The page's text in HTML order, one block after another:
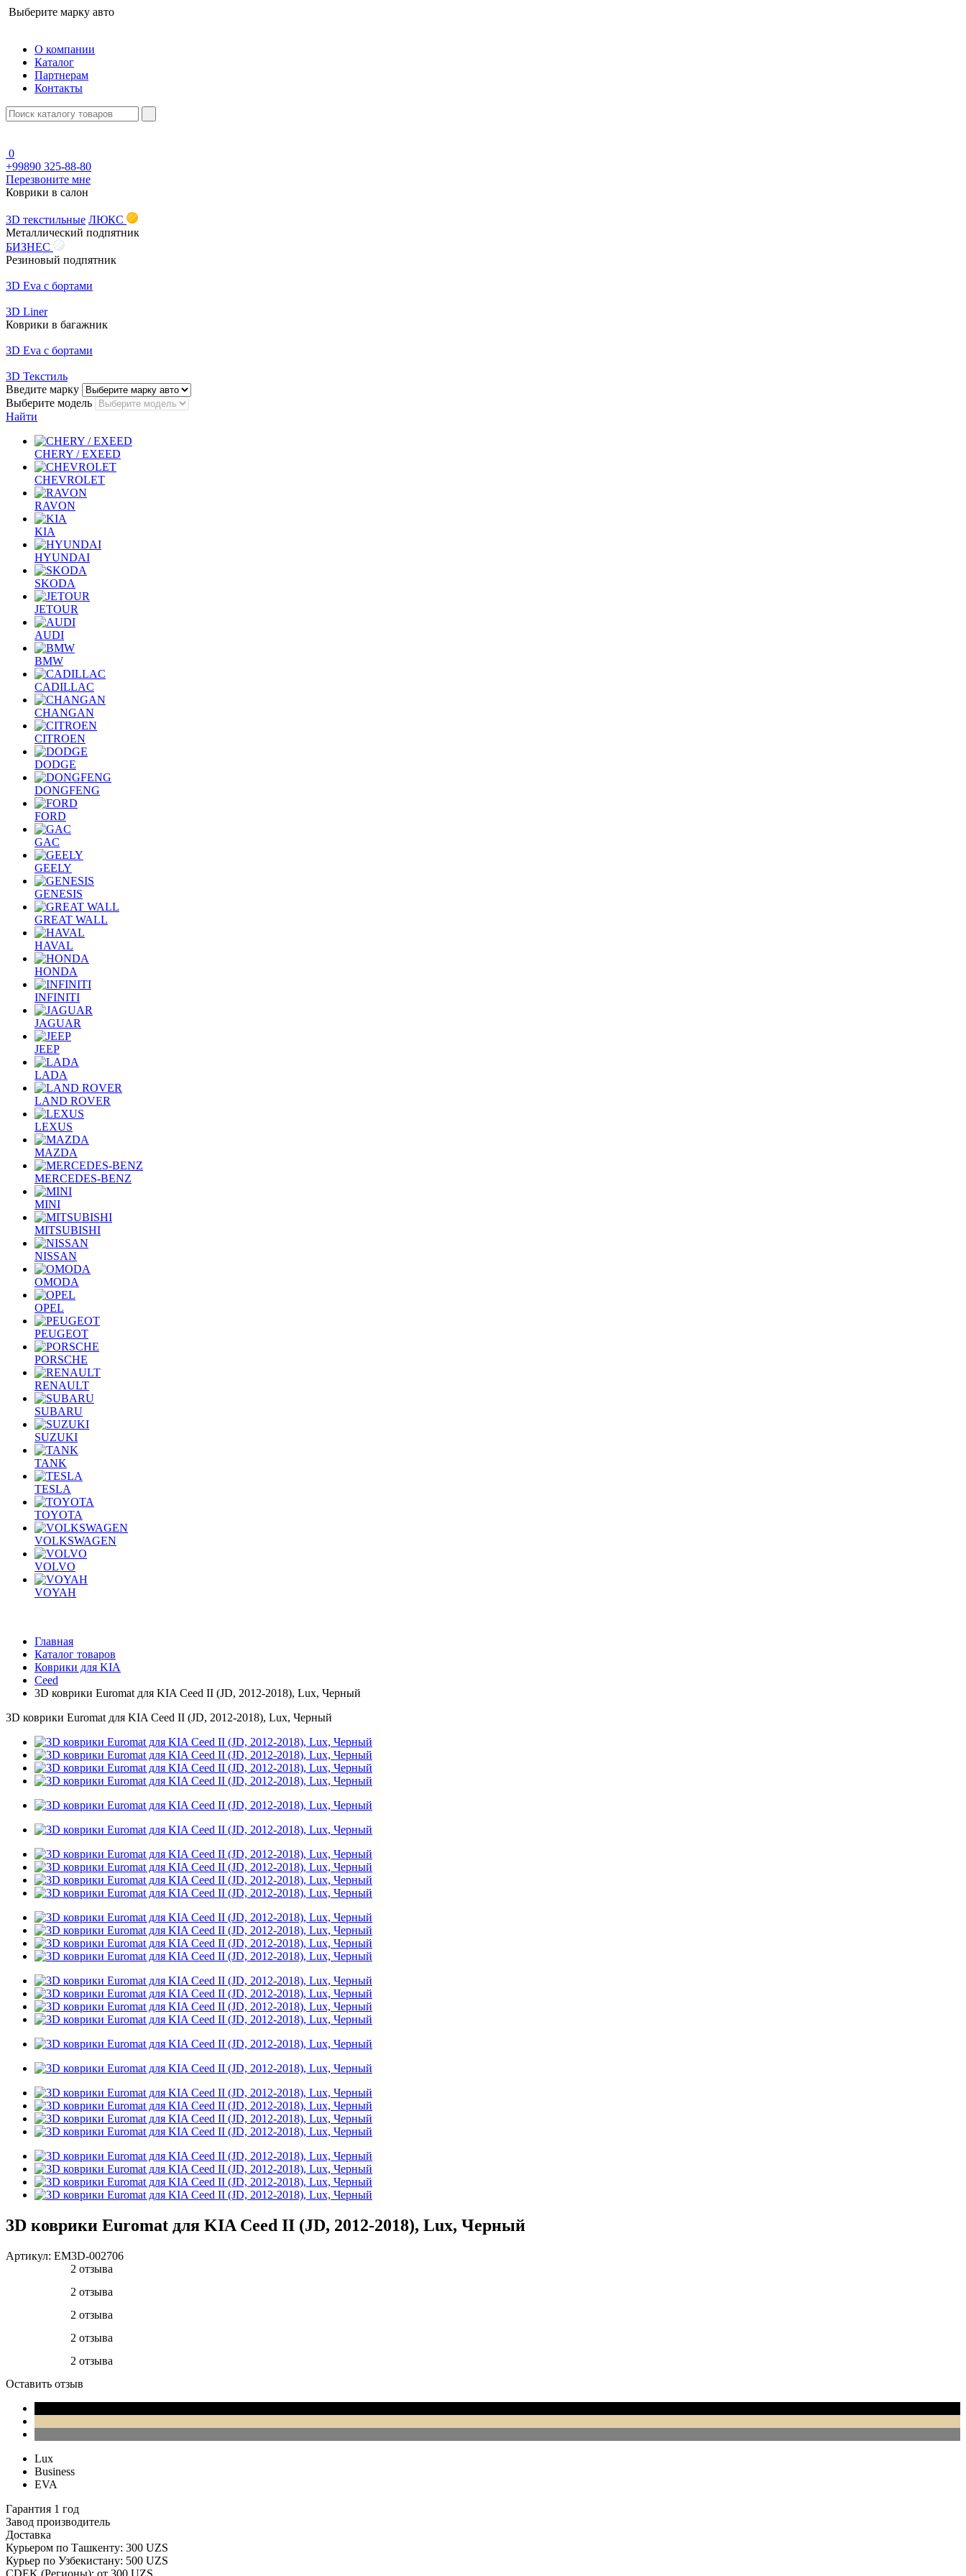
Выберите марку авто
О компании
Каталог
Партнерам
Контакты
0
+99890 325-88-80
Перезвоните мне
Коврики в салон
3D текстильные ЛЮКС
Металлический подпятник
БИЗНЕС
Резиновый подпятник
3D Eva с бортами
3D Liner
Коврики в багажник
3D Eva с бортами
3D Текстиль
Введите марку
Выберите модель
Найти
CHERY / EXEED
CHEVROLET
RAVON
KIA
HYUNDAI
SKODA
JETOUR
AUDI
BMW
CADILLAC
CHANGAN
CITROEN
DODGE
DONGFENG
FORD
GAC
GEELY
GENESIS
GREAT WALL
HAVAL
HONDA
INFINITI
JAGUAR
JEEP
LADA
LAND ROVER
LEXUS
MAZDA
MERCEDES-BENZ
MINI
MITSUBISHI
NISSAN
OMODA
OPEL
PEUGEOT
PORSCHE
RENAULT
SUBARU
SUZUKI
TANK
TESLA
TOYOTA
VOLKSWAGEN
VOLVO
VOYAH
Главная
Каталог товаров
Коврики для KIA
Ceed
3D коврики Euromat для KIA Ceed II (JD, 2012-2018), Lux, Черный
3D коврики Euromat для KIA Ceed II (JD, 2012-2018), Lux, Черный
3D коврики Euromat для KIA Ceed II (JD, 2012-2018), Lux, Черный
Артикул: EM3D-002706
2 отзыва
2 отзыва
2 отзыва
2 отзыва
2 отзыва
Оставить отзыв
Lux
Business
EVA
Гарантия 1 год
Завод производитель
Доставка
Курьером по Ташкенту: 300 UZS
Курьер по Узбекистану: 500 UZS
CDEK (Регионы): от 300 UZS